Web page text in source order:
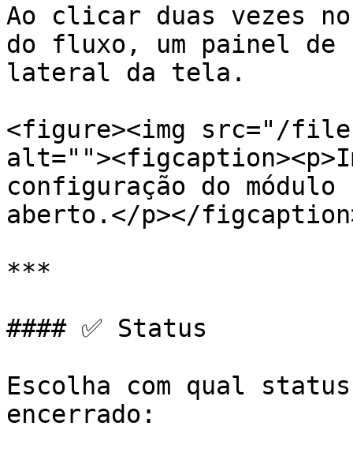
Ao clicar duas vezes
do fluxo, um painel de
lateral da tela.
<figure><img src="/files/
configuração do
aberto.</p></
***
#### ✅ Status
Escolha com qual
encerrado: